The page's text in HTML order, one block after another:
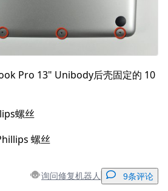
Pro 13" Unibody后壳固定的 10
螺丝
螺丝
询问修复机器人 9条评论